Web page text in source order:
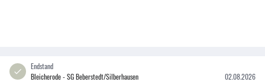
Endstand
Bleicherode - SG Beberstedt/Silberhausen
02.08.2026